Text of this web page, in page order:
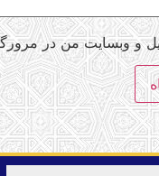
و وبسایت من در